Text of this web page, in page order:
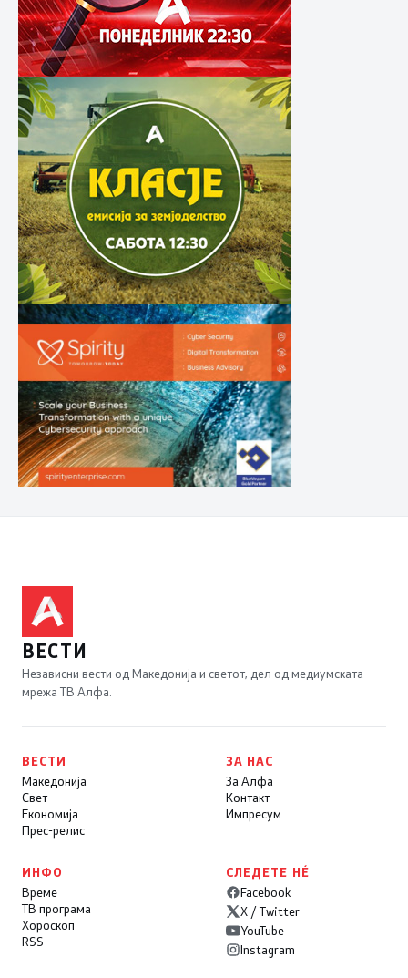
ВЕСТИ
Независни вести од Македонија и светот, дел од медиумската
мрежа ТВ Алфа.
ВЕСТИ
Македонија
Свет
Економија
Прес-релис
ЗА НАС
За Алфа
Контакт
Импресум
ИНФО
Време
ТВ програма
Хороскоп
RSS
СЛЕДЕТЕ НÉ
Facebook
X / Twitter
YouTube
Instagram